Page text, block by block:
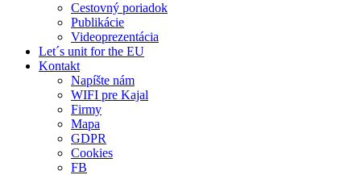
Cestovný poriadok
Publikácie
Videoprezentácia
Let´s unit for the EU
Kontakt
Napíšte nám
WIFI pre Kajal
Firmy
Mapa
GDPR
Cookies
FB